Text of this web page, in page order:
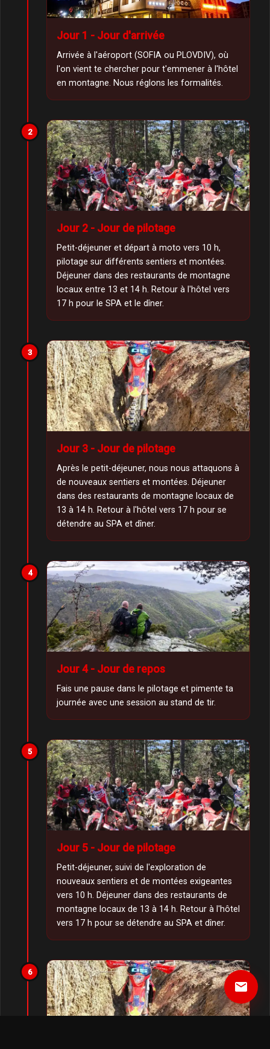
Jour 1 - Jour d'arrivée
Arrivée à l'aéroport (SOFIA ou PLOVDIV), où
l'on vient te chercher pour t'emmener à l'hôtel
en montagne. Nous réglons les formalités.
2
Jour 2 - Jour de pilotage
Petit-déjeuner et départ à moto vers 10 h,
pilotage sur différents sentiers et montées.
Déjeuner dans des restaurants de montagne
locaux entre 13 et 14 h. Retour à l'hôtel vers
17 h pour le SPA et le dîner.
3
Jour 3 - Jour de pilotage
Après le petit-déjeuner, nous nous attaquons à
de nouveaux sentiers et montées. Déjeuner
dans des restaurants de montagne locaux de
13 à 14 h. Retour à l'hôtel vers 17 h pour se
détendre au SPA et dîner.
4
Jour 4 - Jour de repos
Fais une pause dans le pilotage et pimente ta
journée avec une session au stand de tir.
5
Jour 5 - Jour de pilotage
Petit-déjeuner, suivi de l'exploration de
nouveaux sentiers et de montées exigeantes
vers 10 h. Déjeuner dans des restaurants de
montagne locaux de 13 à 14 h. Retour à l'hôtel
vers 17 h pour se détendre au SPA et dîner.
6
email